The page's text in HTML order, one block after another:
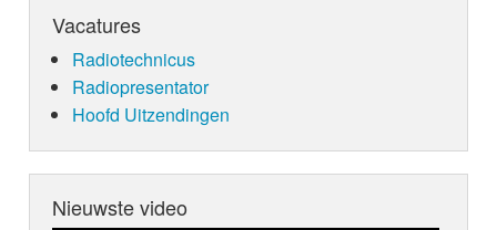
Vacatures
Radiotechnicus
Radiopresentator
Hoofd Uitzendingen
Nieuwste video